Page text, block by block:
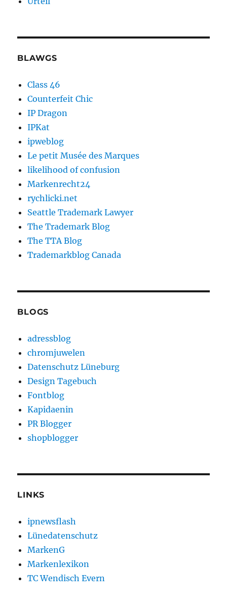
BLAWGS
Class 46
Counterfeit Chic
IP Dragon
IPKat
ipweblog
Le petit Musée des Marques
likelihood of confusion
Markenrecht24
rychlicki.net
Seattle Trademark Lawyer
The Trademark Blog
The TTA Blog
Trademarkblog Canada
BLOGS
adressblog
chromjuwelen
Datenschutz Lüneburg
Design Tagebuch
Fontblog
Kapidaenin
PR Blogger
shopblogger
LINKS
ipnewsflash
Lünedatenschutz
MarkenG
Markenlexikon
TC Wendisch Evern